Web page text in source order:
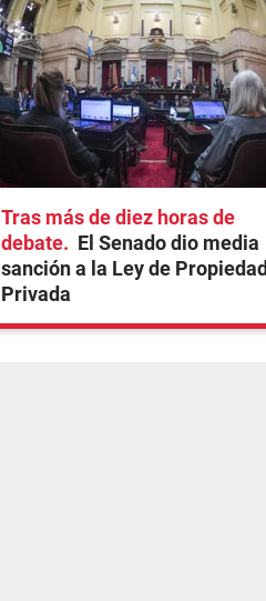
Tras más de diez horas de
debate
El Senado dio media
sanción a la Ley de Propiedad
Privada